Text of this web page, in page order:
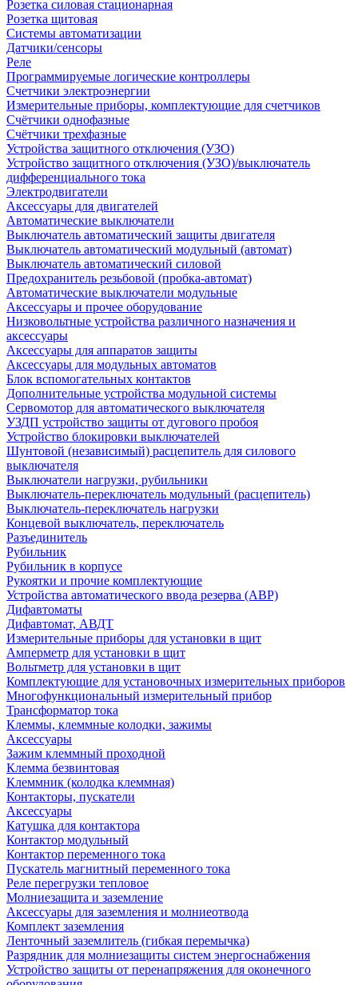
Розетка силовая стационарная
Розетка щитовая
Системы автоматизации
Датчики/сенсоры
Реле
Программируемые логические контроллеры
Счетчики электроэнергии
Измерительные приборы, комплектующие для счетчиков
Счётчики однофазные
Счётчики трехфазные
Устройства защитного отключения (УЗО)
Устройство защитного отключения (УЗО)/выключатель
дифференциального тока
Электродвигатели
Аксессуары для двигателей
Автоматические выключатели
Выключатель автоматический защиты двигателя
Выключатель автоматический модульный (автомат)
Выключатель автоматический силовой
Предохранитель резьбовой (пробка-автомат)
Автоматические выключатели модульные
Аксессуары и прочее оборудование
Низковольтные устройства различного назначения и
аксессуары
Аксессуары для аппаратов защиты
Аксессуары для модульных автоматов
Блок вспомогательных контактов
Дополнительные устройства модульной системы
Сервомотор для автоматического выключателя
УЗДП устройство защиты от дугового пробоя
Устройство блокировки выключателей
Шунтовой (независимый) расцепитель для силового
выключателя
Выключатели нагрузки, рубильники
Выключатель-переключатель модульный (расцепитель)
Выключатель-переключатель нагрузки
Концевой выключатель, переключатель
Разъединитель
Рубильник
Рубильник в корпусе
Рукоятки и прочие комплектующие
Устройства автоматического ввода резерва (АВР)
Дифавтоматы
Дифавтомат, АВДТ
Измерительные приборы для установки в щит
Амперметр для установки в щит
Вольтметр для установки в щит
Комплектующие для установочных измерительных приборов
Многофункциональный измерительный прибор
Трансформатор тока
Клеммы, клеммные колодки, зажимы
Аксессуары
Зажим клеммный проходной
Клемма безвинтовая
Клеммник (колодка клеммная)
Контакторы, пускатели
Аксессуары
Катушка для контактора
Контактор модульный
Контактор переменного тока
Пускатель магнитный переменного тока
Реле перегрузки тепловое
Молниезащита и заземление
Аксессуары для заземления и молниеотвода
Комплект заземления
Ленточный заземлитель (гибкая перемычка)
Разрядник для молниезащиты систем энергоснабжения
Устройство защиты от перенапряжения для оконечного